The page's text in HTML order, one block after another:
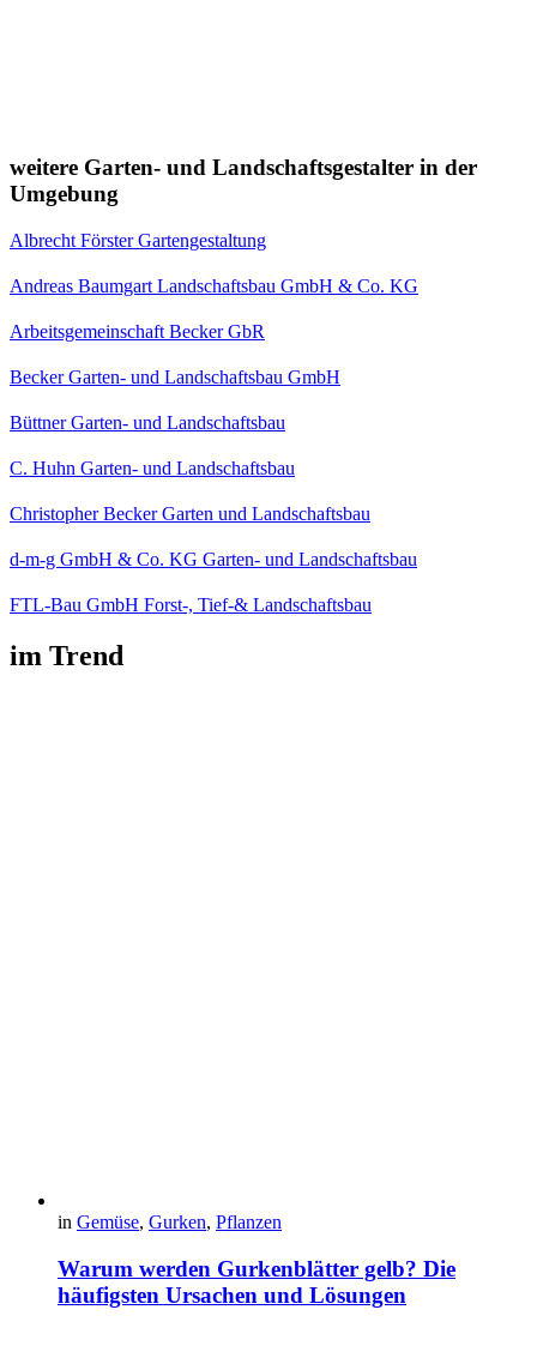
weitere Garten- und Landschaftsgestalter in der
Umgebung
Albrecht Förster Gartengestaltung
Andreas Baumgart Landschaftsbau GmbH & Co. KG
Arbeitsgemeinschaft Becker GbR
Becker Garten- und Landschaftsbau GmbH
Büttner Garten- und Landschaftsbau
C. Huhn Garten- und Landschaftsbau
Christopher Becker Garten und Landschaftsbau
d-m-g GmbH & Co. KG Garten- und Landschaftsbau
FTL-Bau GmbH Forst-, Tief-& Landschaftsbau
im Trend
in Gemüse, Gurken, Pflanzen
Warum werden Gurkenblätter gelb? Die
häufigsten Ursachen und Lösungen